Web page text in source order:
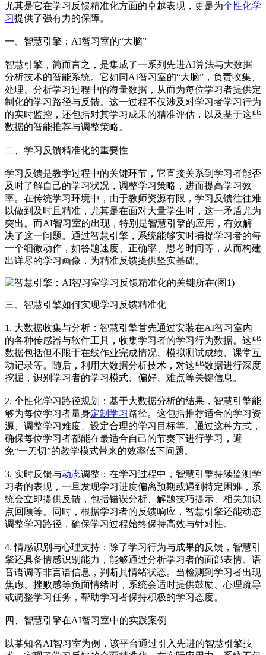
尤其是它在学习反馈精准化方面的卓越表现，更是为个性化学
习提供了强有力的保障。
一、智慧引擎：AI智习室的“大脑”
智慧引擎，简而言之，是集成了一系列先进AI算法与大数据
分析技术的智能系统。它如同AI智习室的“大脑”，负责收集、
处理、分析学习过程中的海量数据，从而为每位学习者提供定
制化的学习路径与反馈。这一过程不仅涉及对学习者学习行为
的实时监控，还包括对其学习成果的精准评估，以及基于这些
数据的智能推荐与调整策略。
二、学习反馈精准化的重要性
学习反馈是教学过程中的关键环节，它直接关系到学习者能否
及时了解自己的学习状况，调整学习策略，进而提高学习效
率。在传统学习环境中，由于教师资源有限，学习反馈往往难
以做到及时且精准，尤其是在面对大量学生时，这一矛盾尤为
突出。而AI智习室的出现，特别是智慧引擎的应用，有效解
决了这一问题。通过智慧引擎，系统能够实时捕捉学习者的每
一个细微动作，如答题速度、正确率、思考时间等，从而构建
出详尽的学习画像，为精准反馈提供坚实基础。
三、智慧引擎如何实现学习反馈精准化
1. 大数据收集与分析：智慧引擎首先通过安装在AI智习室内
的各种传感器与软件工具，收集学习者的学习行为数据。这些
数据包括但不限于在线作业完成情况、模拟测试成绩、课堂互
动记录等。随后，利用大数据分析技术，对这些数据进行深度
挖掘，识别学习者的学习模式、偏好、难点等关键信息。
2. 个性化学习路径规划：基于大数据分析的结果，智慧引擎能
够为每位学习者量身定制学习路径。这包括推荐适合的学习资
源、调整学习难度、设定合理的学习目标等。通过这种方式，
确保每位学习者都能在最适合自己的节奏下进行学习，避
免“一刀切”的教学模式带来的效率低下问题。
3. 实时反馈与动态调整：在学习过程中，智慧引擎持续监测学
习者的表现，一旦发现学习进度偏离预期或遇到特定困难，系
统会立即提供反馈，包括错误分析、解题技巧提示、相关知识
点回顾等。同时，根据学习者的反馈响应，智慧引擎还能动态
调整学习路径，确保学习过程始终保持高效与针对性。
4. 情感识别与心理支持：除了学习行为与成果的反馈，智慧引
擎还具备情感识别能力，能够通过分析学习者的面部表情、语
音语调等非言语信息，判断其情绪状态。当检测到学习者出现
焦虑、挫败感等负面情绪时，系统会适时提供鼓励、心理疏导
或调整学习任务，帮助学习者保持积极的学习态度。
四、智慧引擎在AI智习室中的实践案例
以某知名AI智习室为例，该平台通过引入先进的智慧引擎技